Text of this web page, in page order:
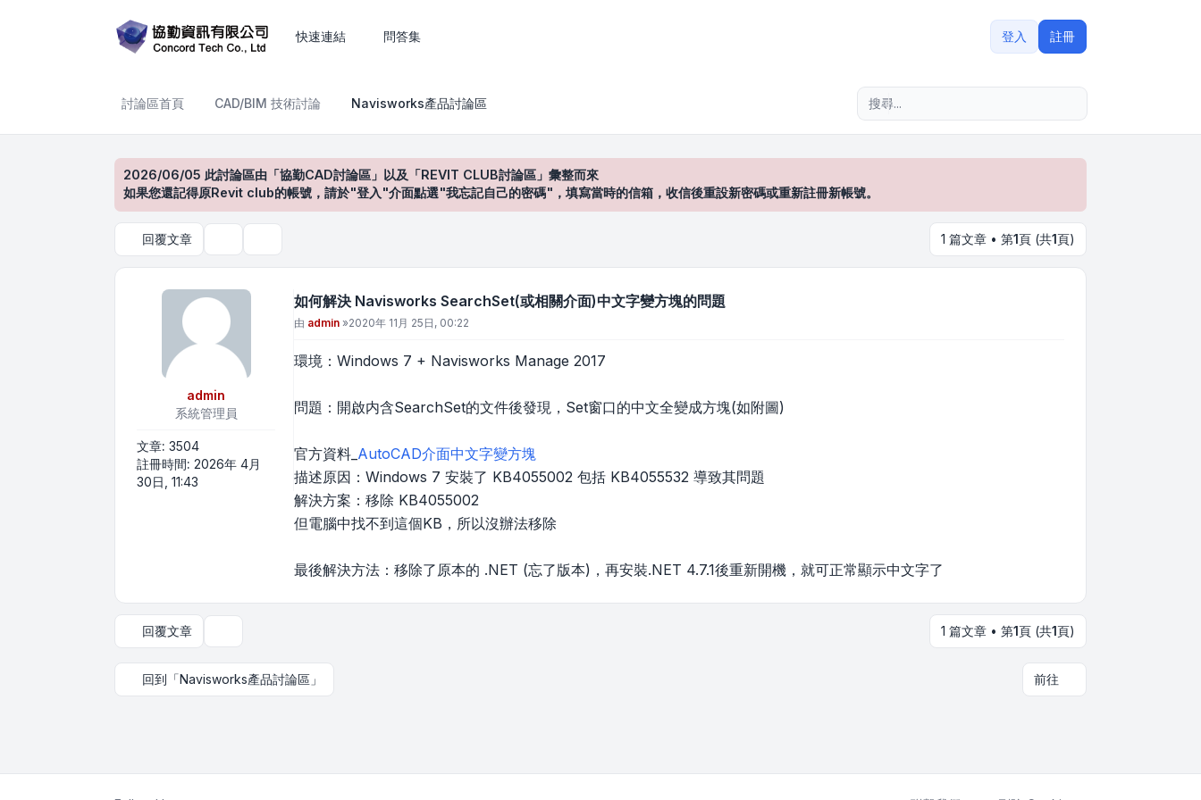
快速連結 問答集 登入 註冊
討論區首頁 CAD/BIM 技術討論 Navisworks產品討論區
2026/06/05 此討論區由「協勤CAD討論區」以及「REVIT CLUB討論區」彙整而來
如果您還記得原Revit club的帳號，請於"登入"介面點選"我忘記自己的密碼"，填寫當時的信箱，收信後重設新密碼或重新註冊新帳號。
回覆文章 1 篇文章 • 第1頁 (共1頁)
admin
系統管理員
文章: 3504
註冊時間: 2026年 4月
30日, 11:43
如何解決 Navisworks SearchSet(或相關介面)中文字變方塊的問題
文章
由 admin »2020年 11月 25日, 00:22
環境：Windows 7 + Navisworks Manage 2017
問題：開啟内含SearchSet的文件後發現，Set窗口的中文全變成方塊(如附圖)
官方資料_ AutoCAD介面中文字變方塊
描述原因：Windows 7 安裝了 KB4055002 包括 KB4055532 導致其問題
解決方案：移除 KB4055002
但電腦中找不到這個KB，所以沒辦法移除
最後解決方法：移除了原本的 .NET (忘了版本)，再安裝.NET 4.7.1後重新開機，就可正常顯示中文字了
回覆文章 1 篇文章 • 第1頁 (共1頁)
回到「Navisworks產品討論區」 前往